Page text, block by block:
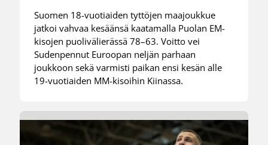
Suomen 18-vuotiaiden tyttöjen maajoukkue
jatkoi vahvaa kesäänsä kaatamalla Puolan EM-
kisojen puolivälierässä 78–63. Voitto vei
Sudenpennut Euroopan neljän parhaan
joukkoon sekä varmisti paikan ensi kesän alle
19-vuotiaiden MM-kisoihin Kiinassa.